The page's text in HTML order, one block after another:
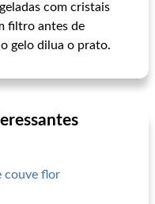
com cristais
filtro antes de
gelo dilua o prato.
couve flor